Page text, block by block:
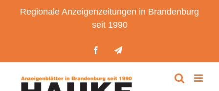
Regionale Anzeigenzeitungen in Brandenburg
seit 1990
FacebookTelegram